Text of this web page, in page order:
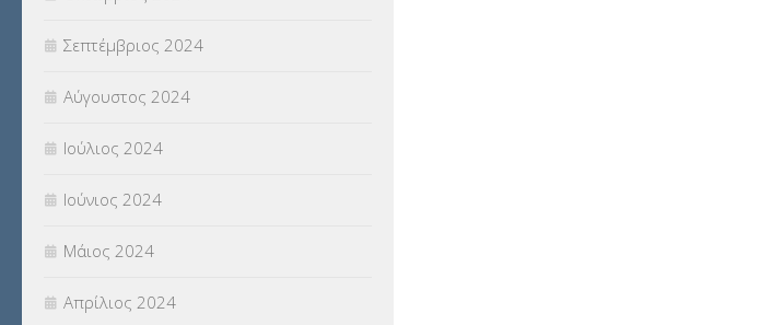
Σεπτέμβριος 2024
Αύγουστος 2024
Ιούλιος 2024
Ιούνιος 2024
Μάιος 2024
Απρίλιος 2024